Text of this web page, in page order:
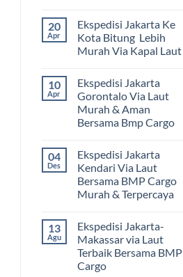
komentar
pada
Ekspedisi
Jakarta
dan
Terpercaya
|
Jasa
Cargo
Jakarta
Bersama
BMP
Cargo
20
Apr
Ekspedisi Jakarta Ke
Kota Bitung Lebih
Murah Via Kapal Laut
komentar
pada
Ekspedisi
Jakarta
Ke
Kota
Murah
Via
Kapal
Laut
10
Apr
Ekspedisi Jakarta
Gorontalo Via Laut
Murah & Aman
Bersama Bmp Cargo
komentar
pada
Ekspedisi
Jakarta
Gorontalo
Via
&
Aman
Bersama
Bmp
Cargo
04
Des
Ekspedisi Jakarta
Kendari Via Laut
Bersama BMP Cargo
Murah & Terpercaya
komentar
pada
Ekspedisi
Jakarta
Kendari
Via
13
Agu
Ekspedisi Jakarta-
Makassar via Laut
Terbaik Bersama BMP
Cargo